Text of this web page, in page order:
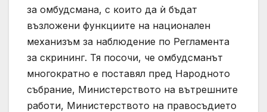
за омбудсмана, с които да ѝ бъдат
възложени функциите на национален
механизъм за наблюдение по Регламента
за скрининг. Тя посочи, че омбудсманът
многократно е поставял пред Народното
събрание, Министерството на вътрешните
работи, Министерството на правосъдието